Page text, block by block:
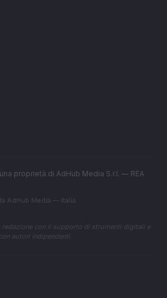
proprietà di AdHub Media S.r.l. — REA
AdHub Media — Italia
con il supporto di strumenti digitali e
autori indipendenti.